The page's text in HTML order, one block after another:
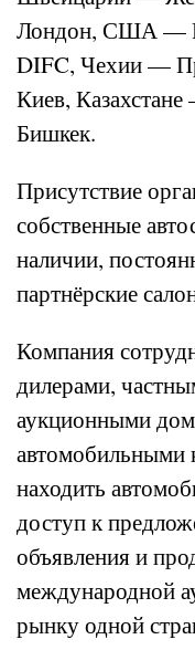
Лондон, США —
DIFC, Чехии —
Киев,
Бишкек.
Присутствие
собственные
наличии,
партнёрские
Компания
дилерами,
аукционными
автомобильными
находить
доступ к
объявления и
международной
рынку одной